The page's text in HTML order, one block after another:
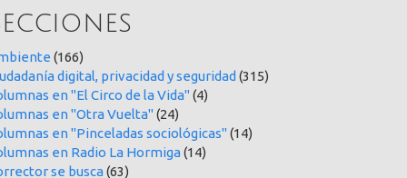
(166)
digital, privacidad y seguridad (315)
en "El Circo de la Vida"(4)
en "Otra Vuelta"(24)
en "Pinceladas sociológicas"(14)
en Radio La Hormiga(14)
se busca(63)